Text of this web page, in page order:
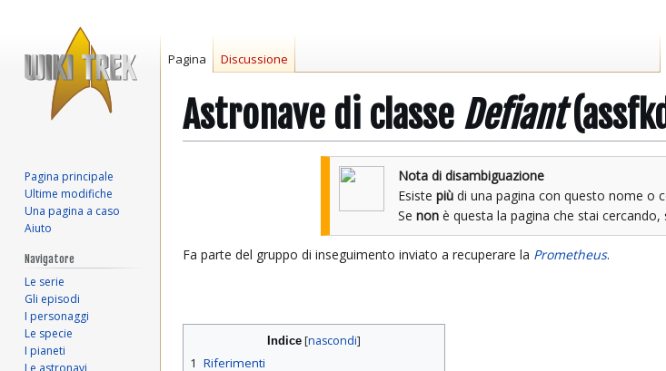
Astronave di classe Defiant
Nota di disambiguazione
Esistepiù di una pagina con questo nome o
Senon è questa la pagina che stai
Fa parte del gruppo di inseguimento inviato a recuperare la Prometheus.
Indice
1 Riferimenti
Pagina Discussione
Pagina principale
Ultime modifiche
Una pagina a caso
Aiuto
Navigatore
Le serie
Gli episodi
I personaggi
Le specie
I pianeti
Le astronavi